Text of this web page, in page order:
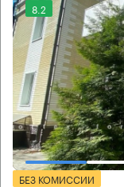
8.2
БЕЗ КОМИССИИ